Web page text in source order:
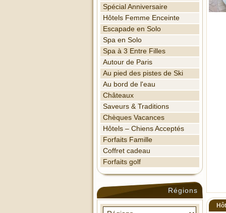
Spécial Anniversaire
Hôtels Femme Enceinte
Escapade en Solo
Spa en Solo
Spa à 3 Entre Filles
Autour de Paris
Au pied des pistes de Ski
Au bord de l'eau
Châteaux
Saveurs & Traditions
Chèques Vacances
Hôtels – Chiens Acceptés
Forfaits Famille
Coffret cadeau
Forfaits golf
Régions